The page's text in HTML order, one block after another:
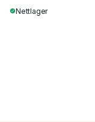
Nettlager